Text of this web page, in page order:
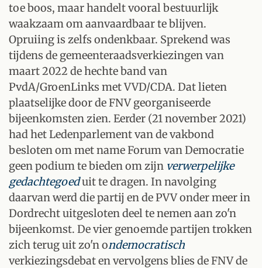
toe boos, maar handelt vooral bestuurlijk
waakzaam om aanvaardbaar te blijven.
Opruiing is zelfs ondenkbaar. Sprekend was
tijdens de gemeenteraadsverkiezingen van
maart 2022 de hechte band van
PvdA/GroenLinks met VVD/CDA. Dat lieten
plaatselijke door de FNV georganiseerde
bijeenkomsten zien. Eerder (21 november 2021)
had het Ledenparlement van de vakbond
besloten om met name Forum van Democratie
geen podium te bieden om zijn verwerpelijke
gedachtegoeduit te dragen. In navolging
daarvan werd die partij en de PVV onder meer in
Dordrecht uitgesloten deel te nemen aan zo'n
bijeenkomst. De vier genoemde partijen trokken
zich terug uit zo'n ondemocratisch
verkiezingsdebat en vervolgens blies de FNV de